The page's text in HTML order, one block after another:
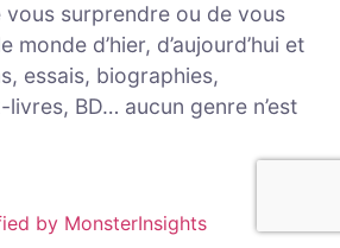
surprendre ou de vous
d’hier, d’aujourd’hui et
essais, biographies,
BD… aucun genre n’est